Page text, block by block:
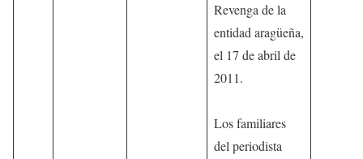
Revenga de la
entidad aragüeña,
el 17 de abril de
2011.
Los familiares
del periodista